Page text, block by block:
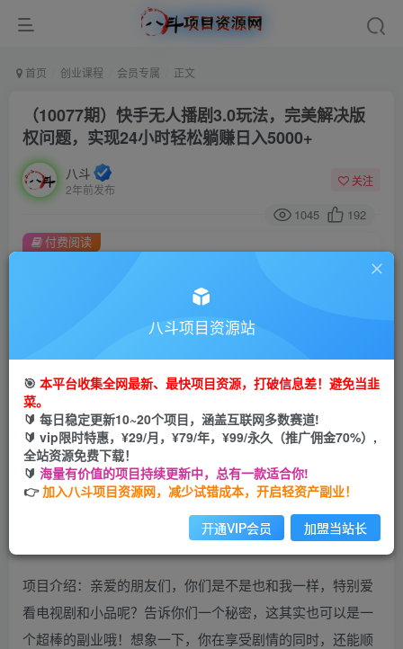
首页 创业课程 会员专属 正文
（10077期）快手无人播剧3.0玩法，完美解决版
权问题，实现24小时轻松躺赚日入5000+
八斗
2年前发布
关注
1045 192
此内容为付费阅读，请付费后查看
会员专属资源
您暂无购买权限，请先开通会员
开通会员
付费阅读
项目介绍：亲爱的朋友们，你们是不是也和我一样，特别爱
看电视剧和小品呢？告诉你们一个秘密，这其实也可以是一
个超棒的副业哦！想象一下，你在享受剧情的同时，还能顺
八斗项目资源站
🎯 本平台收集全网最新、最快项目资源，打破信息差！避免当韭
菜。
🔰 每日稳定更新10~20个项目，涵盖互联网多数赛道!
🔰 vip限时特惠，¥29/月，¥79/年，¥99/永久（推广佣金70%）,
全站资源免费下载！
🔰 海量有价值的项目持续更新中，总有一款适合你!
👉加入八斗项目资源网，减少试错成本，开启轻资产副业！
开通VIP会员 加盟当站长